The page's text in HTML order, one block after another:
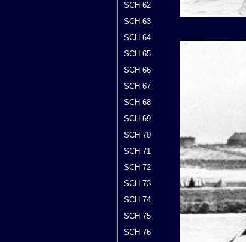
SCH 62
SCH 63
SCH 64
SCH 65
SCH 66
SCH 67
SCH 68
SCH 69
SCH 70
SCH 71
SCH 72
SCH 73
SCH 74
SCH 75
SCH 76